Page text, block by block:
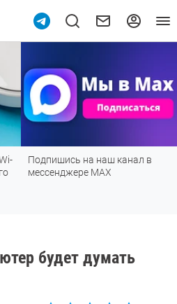
Подпишись на наш канал в
мессенджере МАХ
будет думать